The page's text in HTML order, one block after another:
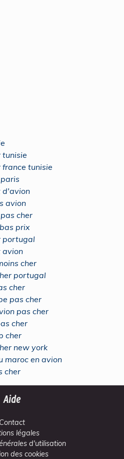
tunisie
tunisie
d'avion
avion
cher
prix
portugal
avion
cher
portugal
cher
pas cher
pas cher
cher
cher
new york
maroc en avion
cher
Aide
Contact
légales
d'utilisation
des cookies